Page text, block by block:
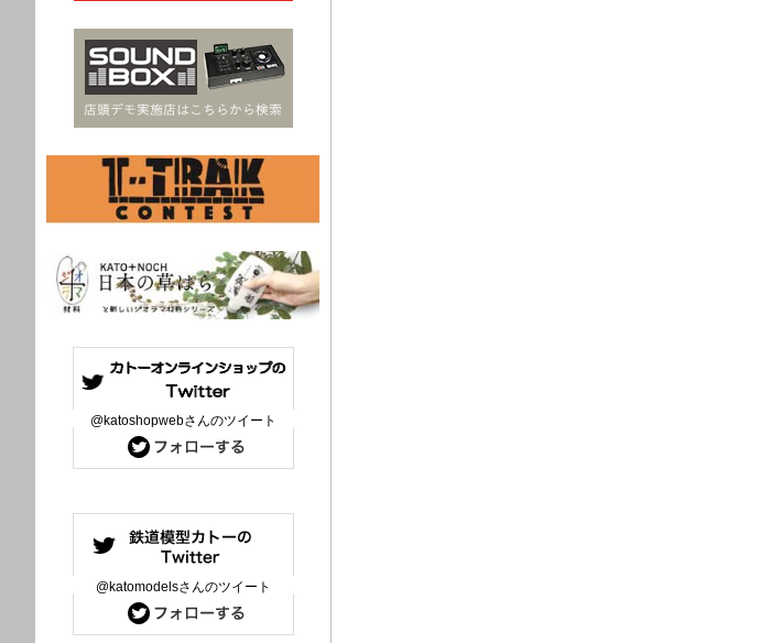
@katoshopwebさんのツイート
@katomodelsさんのツイート